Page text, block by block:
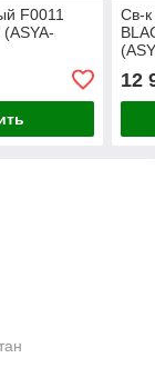
F0011
Св-
12